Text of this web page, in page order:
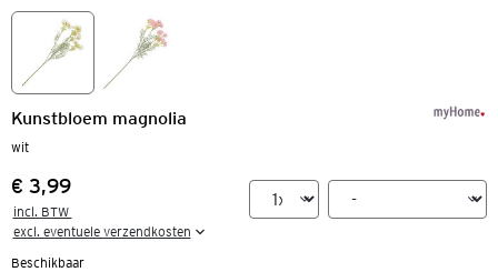
Kunstbloem magnolia
wit
Prijs:
€ 3,99
incl. BTW
excl. eventuele verzendkosten
Beschikbaar